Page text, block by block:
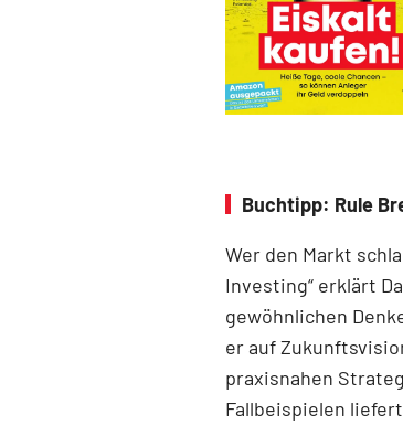
Buchtipp: Rule
Wer den Markt
Investing“ erklärt
gewöhnlichen
er auf
praxisnahen
Fallbeispielen